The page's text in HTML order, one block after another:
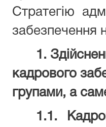
Стратегію
забезпечення
1.
кадрового
групами, а
1.1.